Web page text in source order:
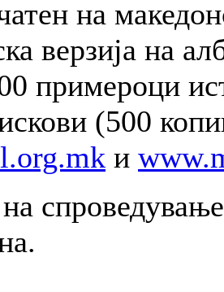
на
верзија на
примероци
(500
и